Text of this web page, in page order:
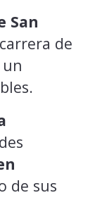
San
de
de sus